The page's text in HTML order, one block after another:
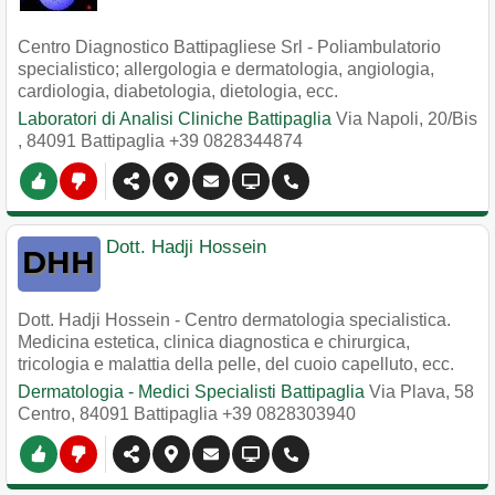
Centro Diagnostico Battipagliese Srl - Poliambulatorio
specialistico; allergologia e dermatologia, angiologia,
cardiologia, diabetologia, dietologia, ecc.
Laboratori di Analisi Cliniche Battipaglia Via Napoli, 20/Bis
, 84091 Battipaglia +39 0828344874
Dott. Hadji Hossein
Dott. Hadji Hossein - Centro dermatologia specialistica.
Medicina estetica, clinica diagnostica e chirurgica,
tricologia e malattia della pelle, del cuoio capelluto, ecc.
Dermatologia - Medici Specialisti Battipaglia Via Plava, 58
Centro, 84091 Battipaglia +39 0828303940